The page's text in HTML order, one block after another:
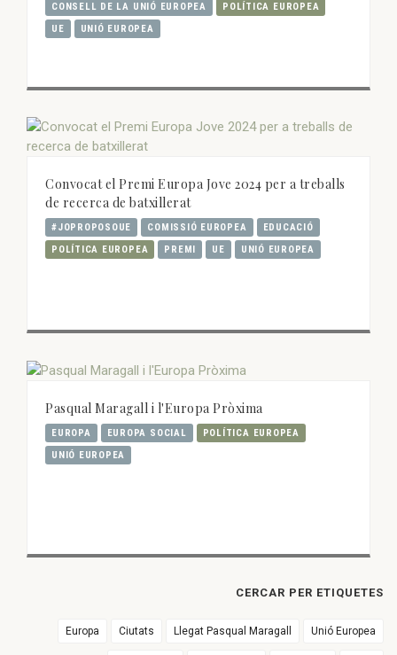
CONSELL DE LA UNIÓ EUROPEA
POLÍTICA EUROPEA
UE
UNIÓ EUROPEA
Convocat el Premi Europa Jove 2024 per a treballs
de recerca de batxillerat
#JOPROPOSOUE COMISSIÓ EUROPEA
EDUCACIÓ
POLÍTICA EUROPEA
PREMI UE UNIÓ EUROPEA
Pasqual Maragall i l'Europa Pròxima
EUROPA EUROPA SOCIAL
POLÍTICA EUROPEA
UNIÓ EUROPEA
CERCAR PER ETIQUETES
Europa Ciutats Llegat Pasqual Maragall Unió Europea